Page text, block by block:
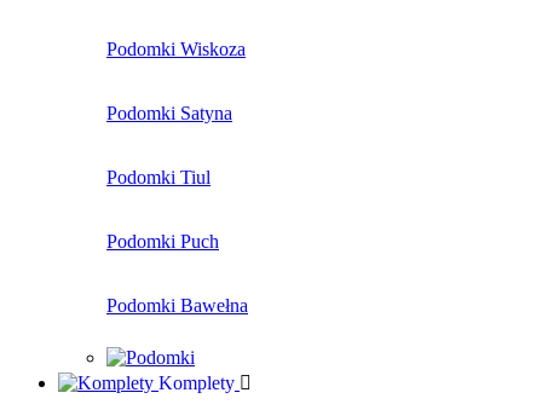
Podomki Wiskoza
Podomki Satyna
Podomki Tiul
Podomki Puch
Podomki Bawełna
Komplety